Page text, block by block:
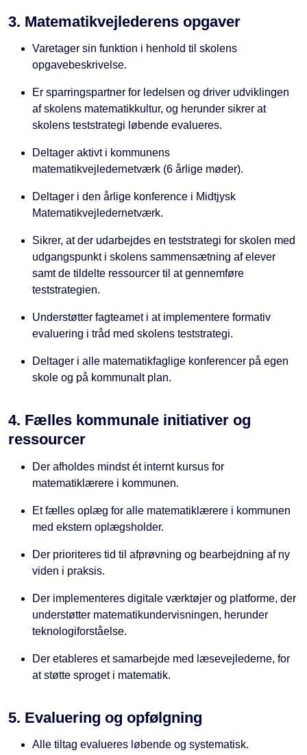
3. Matematikvejlederens opgaver
Varetager sin funktion i henhold til skolens
opgavebeskrivelse.
Er sparringspartner for ledelsen og driver udviklingen
af skolens matematikkultur, og herunder sikrer at
skolens teststrategi løbende evalueres.
Deltager aktivt i kommunens
matematikvejledernetværk (6 årlige møder).
Deltager i den årlige konference i Midtjysk
Matematikvejledernetværk.
Sikrer, at der udarbejdes en teststrategi for skolen med
udgangspunkt i skolens sammensætning af elever
samt de tildelte ressourcer til at gennemføre
teststrategien.
Understøtter fagteamet i at implementere formativ
evaluering i tråd med skolens teststrategi.
Deltager i alle matematikfaglige konferencer på egen
skole og på kommunalt plan.
4. Fælles kommunale initiativer og
ressourcer
Der afholdes mindst ét internt kursus for
matematiklærere i kommunen.
Et fælles oplæg for alle matematiklærere i kommunen
med ekstern oplægsholder.
Der prioriteres tid til afprøvning og bearbejdning af ny
viden i praksis.
Der implementeres digitale værktøjer og platforme, der
understøtter matematikundervisningen, herunder
teknologiforståelse.
Der etableres et samarbejde med læsevejlederne, for
at støtte sproget i matematik.
5. Evaluering og opfølgning
Alle tiltag evalueres løbende og systematisk.